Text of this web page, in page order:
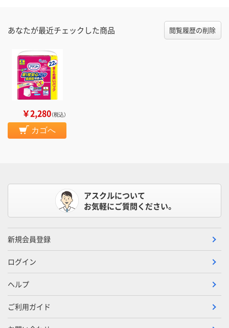
あなたが最近チェックした商品 閲覧履歴の削除
￥2,280（税込）
カゴへ
アスクルについて
お気軽にご質問ください。
新規会員登録
ログイン
ヘルプ
ご利用ガイド